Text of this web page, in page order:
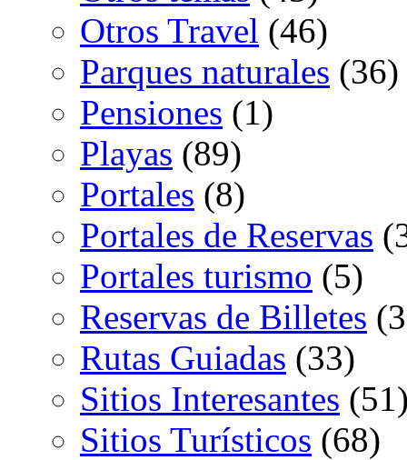
Otros Travel (46)
Parques naturales (36)
Pensiones (1)
Playas (89)
Portales (8)
Portales de Reservas
Portales turismo (5)
Reservas de Billetes
Rutas Guiadas (33)
Sitios Interesantes
Sitios Turísticos (68)